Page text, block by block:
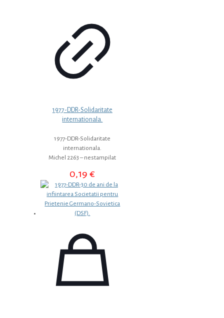
1977-DDR-Solidaritate
internationala.
1977-DDR-Solidaritate
internationala.
Michel 2263 – nestampilat
0,19€